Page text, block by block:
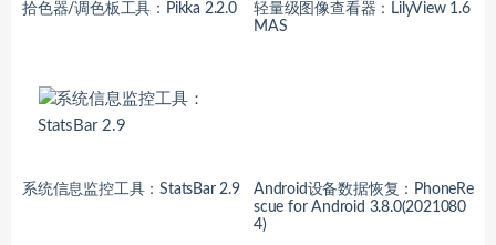
拾色器/调色板工具：Pikka 2.2.0
轻量级图像查看器：LilyView 1.6
MAS
系统信息监控工具：StatsBar 2.9
Android设备数据恢复：PhoneRe
scue for Android 3.8.0(2021080
4)